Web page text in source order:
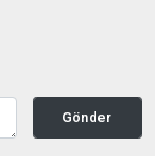
Gönder